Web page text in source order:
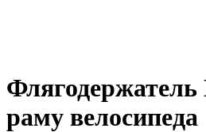
раму велосипеда